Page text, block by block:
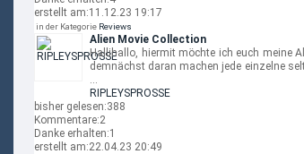
erstellt am:11.12.23 19:17
in der Kategorie Reviews
Alien Movie Collection
Hallihallo, hiermit möchte ich euch meine
demnächst daran machen jede einzelne
…
RIPLEYSPROSSE
bisher gelesen:388
Kommentare:2
Danke erhalten:1
erstellt am:22.04.23 20:49